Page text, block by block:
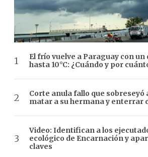
El frío vuelve a Paraguay con un
hasta 10°C: ¿Cuándo y por
Corte anula fallo que sobreseyó
matar a su hermana y enterrar
Video: Identifican a los
ecológico de Encarnación y
claves